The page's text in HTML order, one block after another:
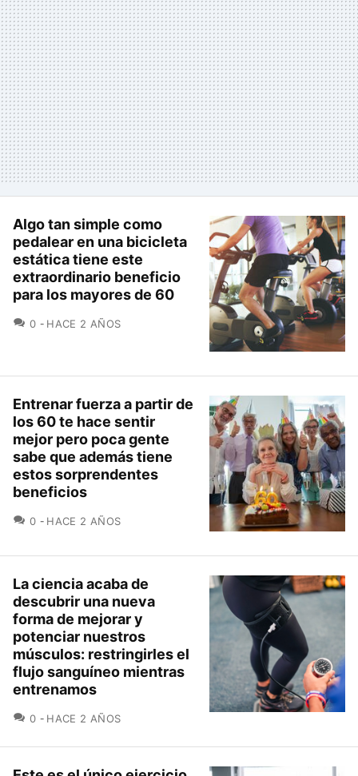
Algo tan simple como
pedalear en una bicicleta
estática tiene este
extraordinario beneficio
para los mayores de 60
0 COMENTARIOS
HACE 2 AÑOS
Entrenar fuerza a partir de
los 60 te hace sentir
mejor pero poca gente
sabe que además tiene
estos sorprendentes
beneficios
0 COMENTARIOS
HACE 2 AÑOS
La ciencia acaba de
descubrir una nueva
forma de mejorar y
potenciar nuestros
músculos: restringirles el
flujo sanguíneo mientras
entrenamos
0 COMENTARIOS
HACE 2 AÑOS